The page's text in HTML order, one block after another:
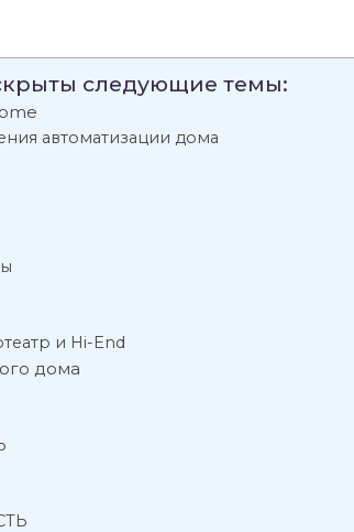
следующие темы:
автоматизации дома
и Hi-End
дома